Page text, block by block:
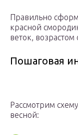
Правильно
красной
веток, возрастом
Пошаговая
Рассмотрим
весной: